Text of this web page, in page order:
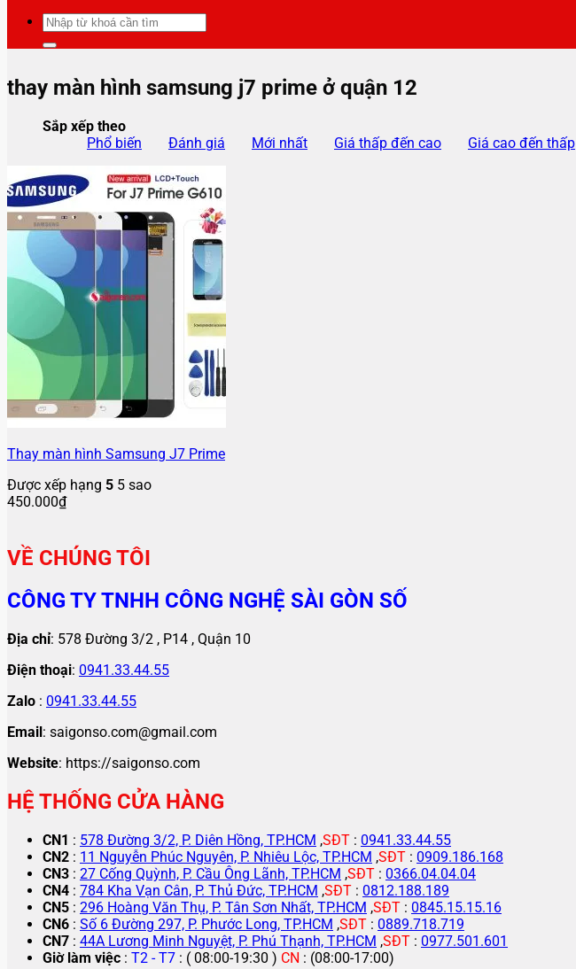
Tìm
kiếm:
thay màn hình samsung j7 prime ở quận 12
Sắp xếp theo
Phổ biến
Đánh giá Mới nhất Giá thấp đến cao Giá cao đến thấp
Thay màn hình Samsung J7 Prime
Được xếp hạng 5 5 sao
450.000₫
VỀ CHÚNG TÔI
CÔNG TY TNHH CÔNG NGHỆ SÀI GÒN SỐ
Địa chỉ: 578 Đường 3/2 , P14 , Quận 10
Điện thoại: 0941.33.44.55
Zalo : 0941.33.44.55
Email: saigonso.com@gmail.com
Website: https://saigonso.com
HỆ THỐNG CỬA HÀNG
CN1 : 578 Đường 3/2, P. Diên Hồng, TP.HCM ,SĐT : 0941.33.44.55
CN2 : 11 Nguyễn Phúc Nguyên, P. Nhiêu Lộc, TP.HCM ,SĐT : 0909.186.168
CN3 : 27 Cống Quỳnh, P. Cầu Ông Lãnh, TP.HCM ,SĐT : 0366.04.04.04
CN4 : 784 Kha Vạn Cân, P. Thủ Đức, TP.HCM ,SĐT : 0812.188.189
CN5 : 296 Hoàng Văn Thụ, P. Tân Sơn Nhất, TP.HCM ,SĐT : 0845.15.15.16
CN6 : Số 6 Đường 297, P. Phước Long, TP.HCM ,SĐT : 0889.718.719
CN7 : 44A Lương Minh Nguyệt, P. Phú Thạnh, TP.HCM ,SĐT : 0977.501.601
Giờ làm việc : T2 - T7 : ( 08:00-19:30 ) CN : (08:00-17:00)